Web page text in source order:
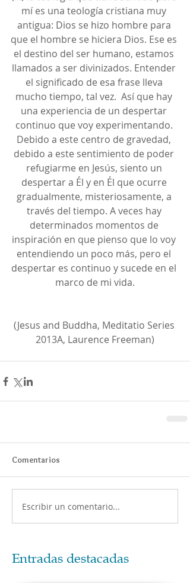
mí es una teología cristiana muy
antigua: Dios se hizo hombre para
que el hombre se hiciera Dios. Ese es
el destino del ser humano, estamos
llamados a ser divinizados. Entender
el significado de esa frase lleva
mucho tiempo, tal vez.  Así que hay
una experiencia de un despertar
continuo que voy experimentando.
Debido a este centro de gravedad,
debido a este sentimiento de poder
refugiarme en Jesús, siento un
despertar a Él y en Él que ocurre
gradualmente, misteriosamente, a
través del tiempo. A veces hay
determinados momentos de
inspiración en que pienso que lo voy
entendiendo un poco más, pero el
despertar es continuo y sucede en el
marco de mi vida.
(Jesus and Buddha, Meditatio Series
2013A, Laurence Freeman)
Comentarios
Escribir un comentario...
Entradas destacadas